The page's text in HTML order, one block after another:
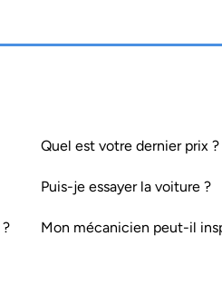
Quel est votre dernier prix ?
Puis-je essayer la voiture ?
Mon mécanicien peut-il